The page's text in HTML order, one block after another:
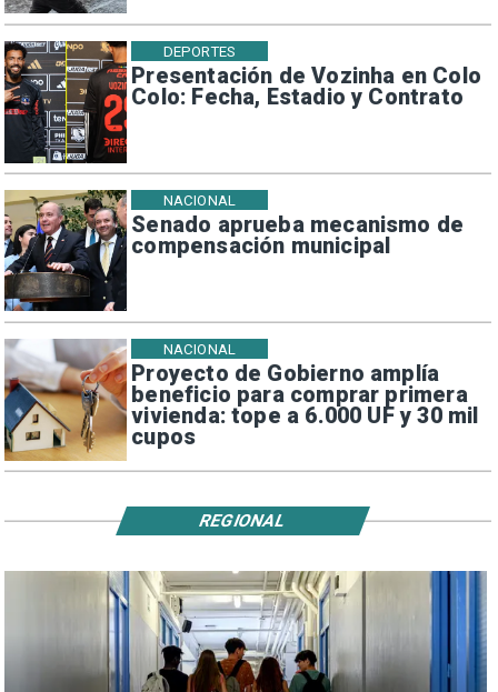
Presentación de Vozinha en Colo
Colo: Fecha, Estadio y Contrato
DEPORTES
Senado aprueba mecanismo de
compensación municipal
NACIONAL
Proyecto de Gobierno amplía
beneficio para comprar primera
vivienda: tope a 6.000 UF y 30 mil
cupos
NACIONAL
REGIONAL